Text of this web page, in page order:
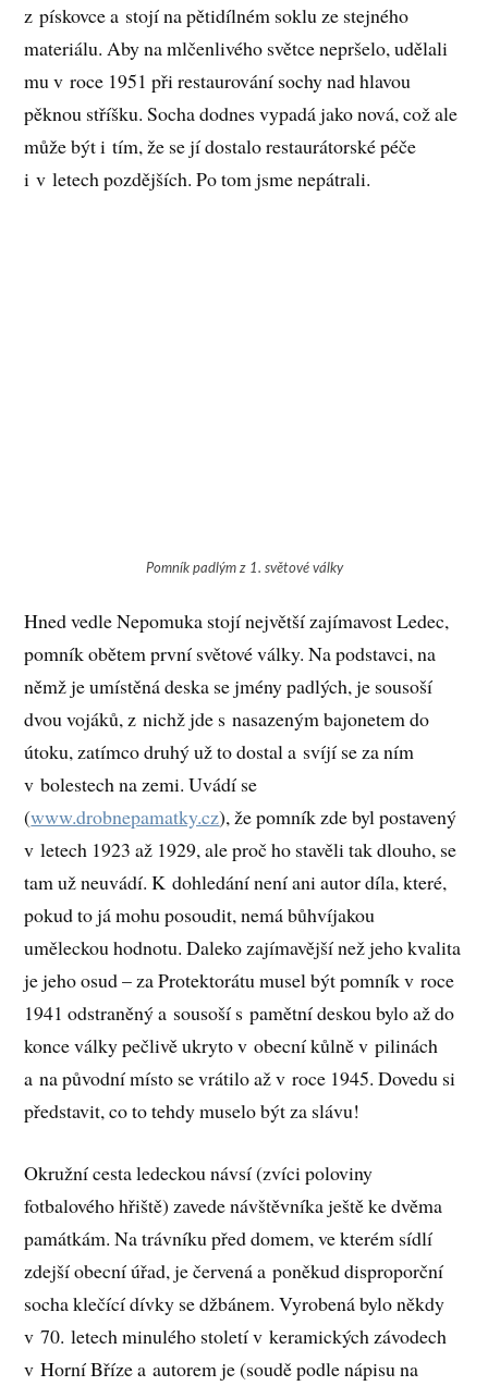
z pískovce a stojí na pětidílném soklu ze stejného
materiálu. Aby na mlčenlivého světce nepršelo, udělali
mu v roce 1951 při restaurování sochy nad hlavou
pěknou stříšku. Socha dodnes vypadá jako nová, což ale
může být i tím, že se jí dostalo restaurátorské péče
i v letech pozdějších. Po tom jsme nepátrali.
Pomník padlým z 1. světové války
Hned vedle Nepomuka stojí největší zajímavost Ledec,
pomník obětem první světové války. Na podstavci, na
němž je umístěná deska se jmény padlých, je sousoší
dvou vojáků, z nichž jde s nasazeným bajonetem do
útoku, zatímco druhý už to dostal a svíjí se za ním
v bolestech na zemi. Uvádí se
(www.drobnepamatky.cz), že pomník zde byl postavený
v letech 1923 až 1929, ale proč ho stavěli tak dlouho, se
tam už neuvádí. K dohledání není ani autor díla, které,
pokud to já mohu posoudit, nemá bůhvíjakou
uměleckou hodnotu. Daleko zajímavější než jeho kvalita
je jeho osud – za Protektorátu musel být pomník v roce
1941 odstraněný a sousoší s pamětní deskou bylo až do
konce války pečlivě ukryto v obecní kůlně v pilinách
a na původní místo se vrátilo až v roce 1945. Dovedu si
představit, co to tehdy muselo být za slávu!
Okružní cesta ledeckou návsí (zvíci poloviny
fotbalového hřiště) zavede návštěvníka ještě ke dvěma
památkám. Na trávníku před domem, ve kterém sídlí
zdejší obecní úřad, je červená a poněkud disproporční
socha klečící dívky se džbánem. Vyrobená bylo někdy
v 70. letech minulého století v keramických závodech
v Horní Bříze a autorem je (soudě podle nápisu na